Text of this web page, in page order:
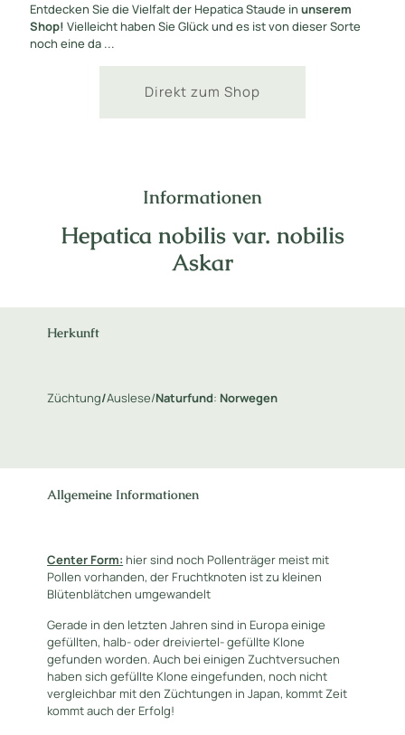
Entdecken Sie die Vielfalt der Hepatica Staude in unserem
Shop! Vielleicht haben Sie Glück und es ist von dieser Sorte
noch eine da ...
Direkt zum Shop
Informationen
Hepatica nobilis var. nobilis
Askar
Herkunft
Züchtung/Auslese/Naturfund: Norwegen
Allgemeine Informationen
Center Form: hier sind noch Pollenträger meist mit
Pollen vorhanden, der Fruchtknoten ist zu kleinen
Blütenblätchen umgewandelt
Gerade in den letzten Jahren sind in Europa einige
gefüllten, halb- oder dreiviertel- gefüllte Klone
gefunden worden. Auch bei einigen Zuchtversuchen
haben sich gefüllte Klone eingefunden, noch nicht
vergleichbar mit den Züchtungen in Japan, kommt Zeit
kommt auch der Erfolg!